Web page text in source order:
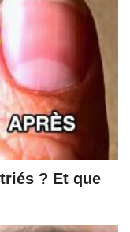
? Et que